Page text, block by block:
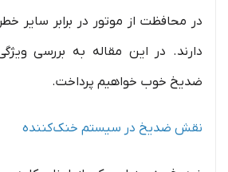
در محافظت از موتور در برابر سایر
دارند. در این مقاله به بررسی
ضدیخ خوب خواهیم پرداخت.
نقش ضدیخ در سیستم خنک‌کننده